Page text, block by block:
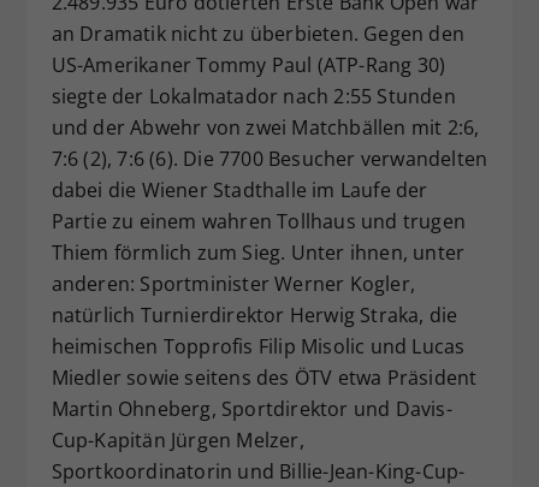
an Dramatik nicht zu überbieten. Gegen den
US-Amerikaner Tommy Paul (ATP-Rang 30)
siegte der Lokalmatador nach 2:55 Stunden
und der Abwehr von zwei Matchbällen mit 2:6,
7:6 (2), 7:6 (6). Die 7700 Besucher verwandelten
dabei die Wiener Stadthalle im Laufe der
Partie zu einem wahren Tollhaus und trugen
Thiem förmlich zum Sieg. Unter ihnen, unter
anderen: Sportminister Werner Kogler,
natürlich Turnierdirektor Herwig Straka, die
heimischen Topprofis Filip Misolic und Lucas
Miedler sowie seitens des ÖTV etwa Präsident
Martin Ohneberg, Sportdirektor und Davis-
Cup-Kapitän Jürgen Melzer,
Sportkoordinatorin und Billie-Jean-King-Cup-
Zweck
Dieser Wert speichert Ihre Consent-
Einstellungen. Unter anderem eine
zufällig generierte ID, für die
historische Speicherung Ihrer
vorgenommen Einstellungen, falls der
Webseiten-Betreiber dies eingestellt
hat.